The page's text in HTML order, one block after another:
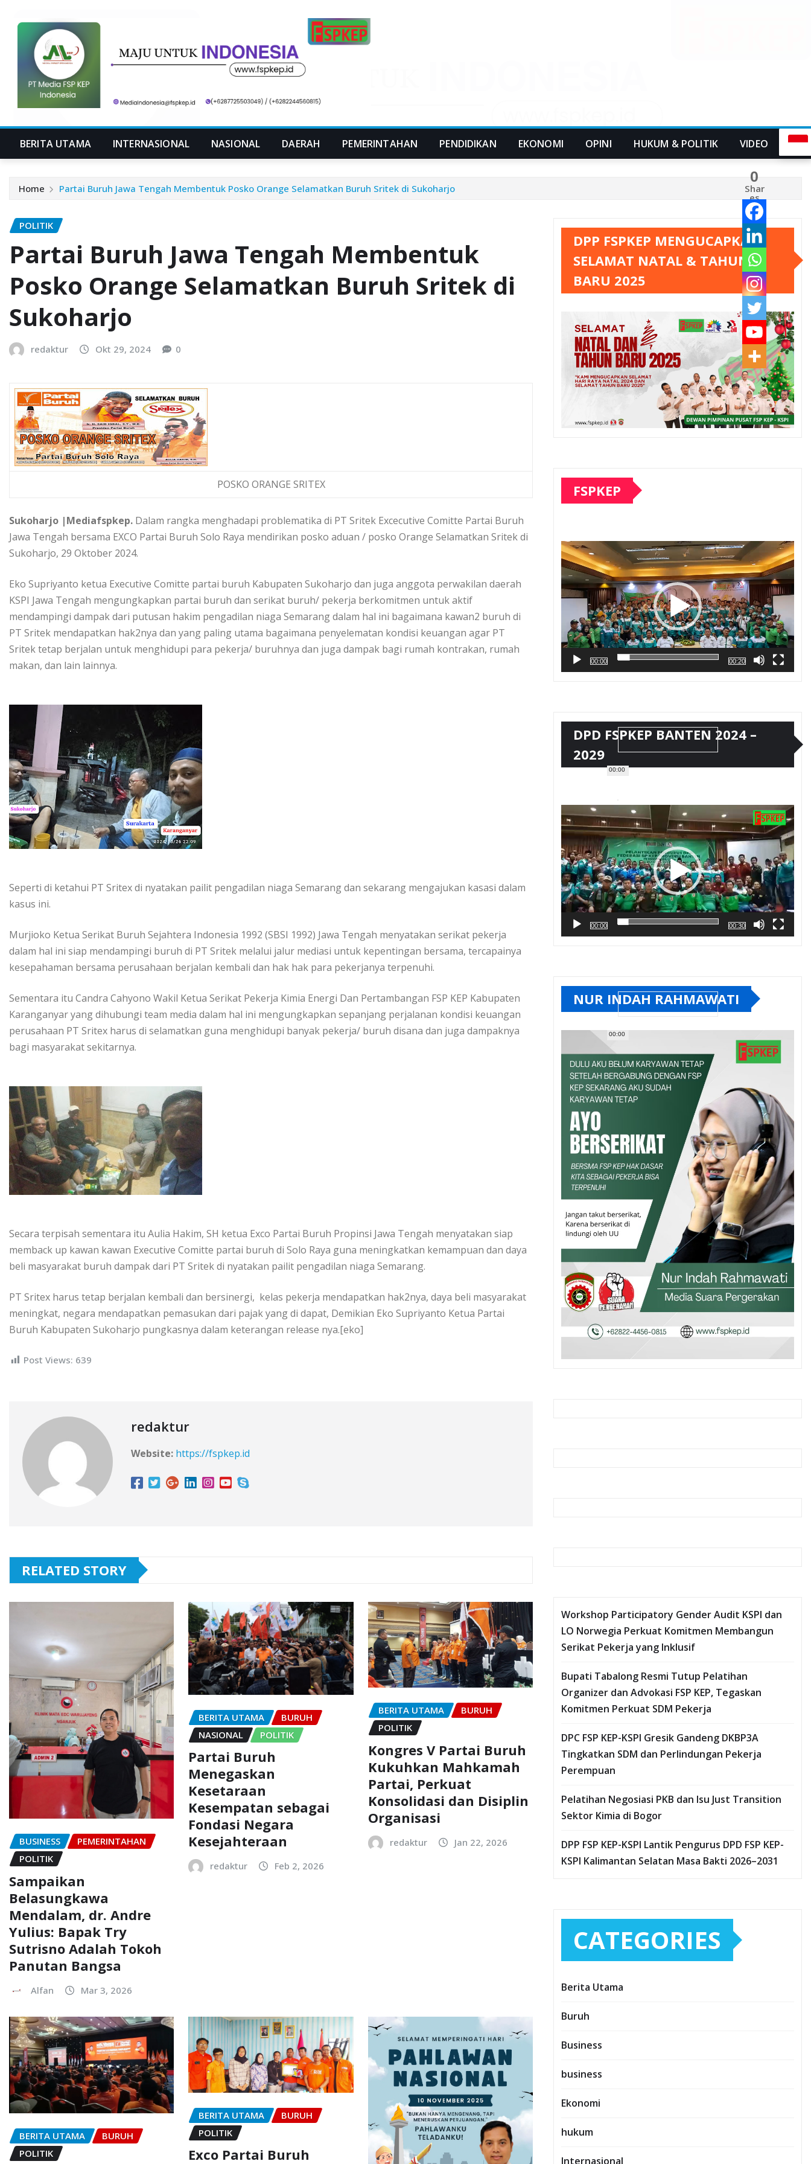
BERITA UTAMA INTERNASIONAL NASIONAL DAERAH PEMERINTAHAN PENDIDIKAN EKONOMI OPINI HUKUM & POLITIK VIDEO
Home Partai Buruh Jawa Tengah Membentuk Posko Orange Selamatkan Buruh Sritek di Sukoharjo
POLITIK
Partai Buruh Jawa Tengah Membentuk
Posko Orange Selamatkan Buruh Sritek di
Sukoharjo
redaktur Okt 29, 2024 0
POSKO ORANGE SRITEX
Sukoharjo |Mediafspkep. Dalam rangka menghadapi problematika di PT Sritek Excecutive Comitte Partai Buruh
Jawa Tengah bersama EXCO Partai Buruh Solo Raya mendirikan posko aduan / posko Orange Selamatkan Sritek di
Sukoharjo, 29 Oktober 2024.
Eko Supriyanto ketua Executive Comitte partai buruh Kabupaten Sukoharjo dan juga anggota perwakilan daerah
KSPI Jawa Tengah mengungkapkan partai buruh dan serikat buruh/ pekerja berkomitmen untuk aktif
mendampingi dampak dari putusan hakim pengadilan niaga Semarang dalam hal ini bagaimana kawan2 buruh di
PT Sritek mendapatkan hak2nya dan yang paling utama bagaimana penyelematan kondisi keuangan agar PT
Sritek tetap berjalan untuk menghidupi para pekerja/ buruhnya dan juga dampak bagi rumah kontrakan, rumah
makan, dan lain lainnya.
Seperti di ketahui PT Sritex di nyatakan pailit pengadilan niaga Semarang dan sekarang mengajukan kasasi dalam
kasus ini.
Murjioko Ketua Serikat Buruh Sejahtera Indonesia 1992 (SBSI 1992) Jawa Tengah menyatakan serikat pekerja
dalam hal ini siap mendampingi buruh di PT Sritek melalui jalur mediasi untuk kepentingan bersama, tercapainya
kesepahaman bersama perusahaan berjalan kembali dan hak hak para pekerjanya terpenuhi.
Sementara itu Candra Cahyono Wakil Ketua Serikat Pekerja Kimia Energi Dan Pertambangan FSP KEP Kabupaten
Karanganyar yang dihubungi team media dalam hal ini mengungkapkan sepanjang perjalanan kondisi keuangan
perusahaan PT Sritex harus di selamatkan guna menghidupi banyak pekerja/ buruh disana dan juga dampaknya
bagi masyarakat sekitarnya.
Secara terpisah sementara itu Aulia Hakim, SH ketua Exco Partai Buruh Propinsi Jawa Tengah menyatakan siap
memback up kawan kawan Executive Comitte partai buruh di Solo Raya guna meningkatkan kemampuan dan daya
beli masyarakat buruh dampak dari PT Sritek di nyatakan pailit pengadilan niaga Semarang.
PT Sritex harus tetap berjalan kembali dan bersinergi, kelas pekerja mendapatkan hak2nya, daya beli masyarakat
meningkat, negara mendapatkan pemasukan dari pajak yang di dapat, Demikian Eko Supriyanto Ketua Partai
Buruh Kabupaten Sukoharjo pungkasnya dalam keterangan release nya.[eko]
Post Views: 639
0
Shar
es
redaktur
Website: https://fspkep.id
RELATED STORY
BUSINESS
PEMERINTAHAN
POLITIK
Sampaikan
Belasungkawa
Mendalam, dr. Andre
Yulius: Bapak Try
Sutrisno Adalah Tokoh
Panutan Bangsa
Alfan Mar 3, 2026
BERITA UTAMA
BURUH
NASIONAL
POLITIK
Partai Buruh
Menegaskan
Kesetaraan
Kesempatan sebagai
Fondasi Negara
Kesejahteraan
redaktur Feb 2, 2026
BERITA UTAMA
BURUH
POLITIK
Kongres V Partai Buruh
Kukuhkan Mahkamah
Partai, Perkuat
Konsolidasi dan Disiplin
Organisasi
redaktur Jan 22, 2026
BERITA UTAMA
BURUH
POLITIK
BERITA UTAMA
BURUH
POLITIK
Exco Partai Buruh
DPP FSPKEP MENGUCAPKAN
SELAMAT NATAL & TAHUN
BARU 2025
FSPKEP
Video
00:00
00:00
00:20
DPD FSPKEP BANTEN 2024 –
2029
00:00
00:00
00:30
NUR INDAH RAHMAWATI
Workshop Participatory Gender Audit KSPI dan
LO Norwegia Perkuat Komitmen Membangun
Serikat Pekerja yang Inklusif
Bupati Tabalong Resmi Tutup Pelatihan
Organizer dan Advokasi FSP KEP, Tegaskan
Komitmen Perkuat SDM Pekerja
DPC FSP KEP-KSPI Gresik Gandeng DKBP3A
Tingkatkan SDM dan Perlindungan Pekerja
Perempuan
Pelatihan Negosiasi PKB dan Isu Just Transition
Sektor Kimia di Bogor
DPP FSP KEP-KSPI Lantik Pengurus DPD FSP KEP-
KSPI Kalimantan Selatan Masa Bakti 2026–2031
CATEGORIES
Berita Utama
Buruh
Business
business
Ekonomi
hukum
Internasional